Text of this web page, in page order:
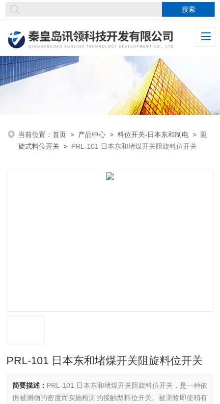
当前位置：首页 > 产品中心 >料位开关-日本东和制电 > 阻
旋式料位开关 > PRL-101 日本东和堵煤开关阻旋料位开关
PRL-101 日本东和堵煤开关阻旋料位开关
简要描述： PRL-101 日本东和堵煤开关阻旋料位开关，是一种依
据被测物的密度而实施检测的接触型料位开关。被测物即使稍有